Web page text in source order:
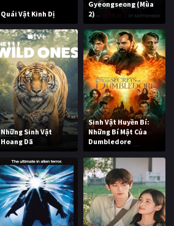
Quái Vật Kinh Dị
Gyeongseong (Mùa
2)
Những Sinh Vật
Hoang Dã
Sinh Vật Huyền Bí:
Những Bí Mật Của
Dumbledore